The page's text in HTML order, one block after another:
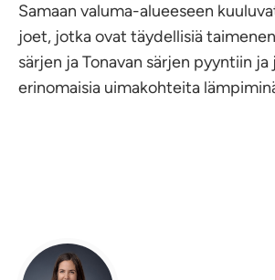
Samaan valuma-alueeseen
joet, jotka ovat täydellisiä
särjen ja Tonavan särjen pyyntiin
erinomaisia uimakohteita